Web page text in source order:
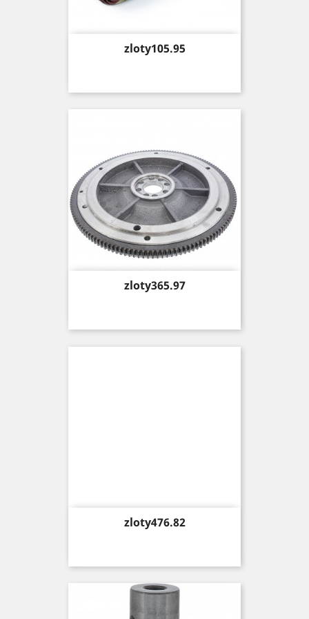
Price
zloty105.95
Price
zloty365.97
Price
zloty476.82